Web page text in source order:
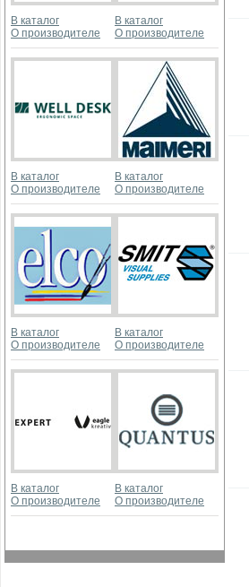
В каталог
О производителе
В каталог
О производителе
В каталог
О производителе
В каталог
О производителе
В каталог
О производителе
В каталог
О производителе
В каталог
О производителе
В каталог
О производителе